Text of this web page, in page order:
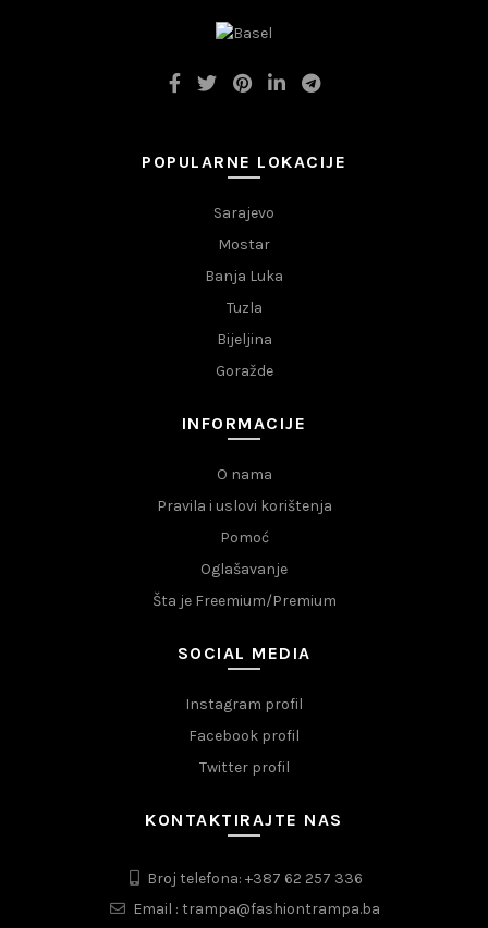
POPULARNE LOKACIJE
Sarajevo
Mostar
Banja Luka
Tuzla
Bijeljina
Goražde
INFORMACIJE
O nama
Pravila i uslovi korištenja
Pomoć
Oglašavanje
Šta je Freemium/Premium
SOCIAL MEDIA
Instagram profil
Facebook profil
Twitter profil
KONTAKTIRAJTE NAS
Broj telefona: +387 62 257 336
Email : trampa@fashiontrampa.ba